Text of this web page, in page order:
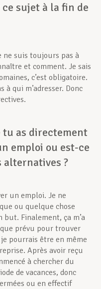
sujet à la fin de
ne suis toujours pas à
et comment. Je sais
c’est obligatoire.
à qui m’adresser. Donc
tu as directement
emploi ou est-ce
alternatives ?
un emploi. Je ne
ou quelque chose
but. Finalement, ça m’a
prévu pour trouver
pourrais être en même
Après avoir reçu
à chercher du
de vacances, donc
ou en effectif